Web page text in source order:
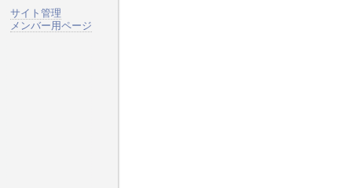
サイト管理
メンバー用ページ